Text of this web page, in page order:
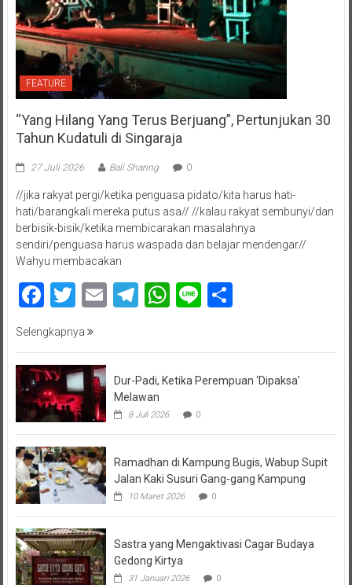
FEATURE
“Yang Hilang Yang Terus Berjuang”, Pertunjukan 30
Tahun Kudatuli di Singaraja
27 Juli 2026 Bali Sharing 0
//jika rakyat pergi/ketika penguasa pidato/kita harus hati-
hati/barangkali mereka putus asa// //kalau rakyat sembunyi/dan
berbisik-bisik/ketika membicarakan masalahnya
sendiri/penguasa harus waspada dan belajar mendengar//
Wahyu membacakan
Facebook
Twitter
EmailTelegram
WhatsApp
LineShare
Selengkapnya
Dur-Padi, Ketika Perempuan ‘Dipaksa’
Melawan
8 Juli 2026 0
Ramadhan di Kampung Bugis, Wabup Supit
Jalan Kaki Susuri Gang-gang Kampung
10 Maret 2026 0
Sastra yang Mengaktivasi Cagar Budaya
Gedong Kirtya
31 Januari 2026 0